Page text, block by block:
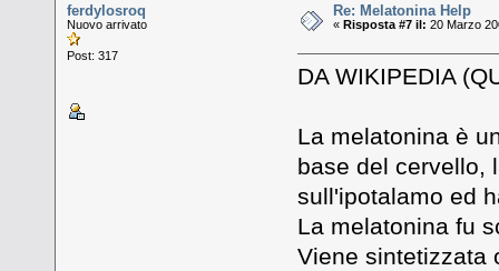
ferdylosroq
Nuovo arrivato
Post: 317
Re: Melatonina Help
«Risposta #7 il: 20 Marzo
DA WIKIPEDIA
La melatonina è
base del cervello,
sull'ipotalamo ed
La melatonina fu
Viene sintetizzata